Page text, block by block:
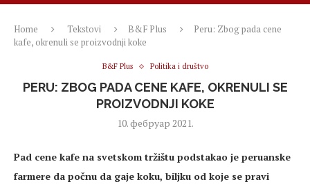
Home Tekstovi B&F Plus
Peru: Zbog pada cene
kafe, okrenuli se proizvodnji koke
B&F Plus Politika i društvo
PERU: ZBOG PADA CENE KAFE, OKRENULI SE
PROIZVODNJI KOKE
10. фебруар 2021.
Pad cene kafe na svetskom tržištu podstakao je peruanske
farmere da počnu da gaje koku, biljku od koje se pravi